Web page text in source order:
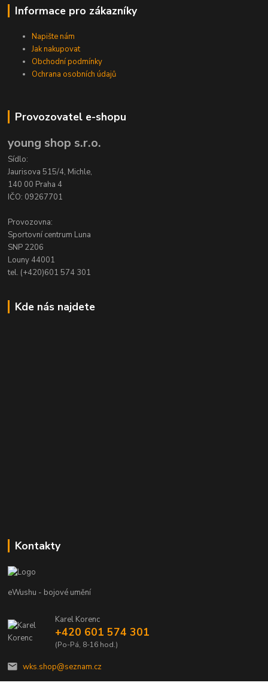
Informace pro zákazníky
Napište nám
Jak nakupovat
Obchodní podmínky
Ochrana osobních údajů
Provozovatel e-shopu
young shop s.r.o.
Sídlo:
Jaurisova 515/4, Michle,
140 00 Praha 4
IČO: 09267701
Provozovna:
Sportovní centrum Luna
SNP 2206
Louny 44001
tel. (+420)601 574 301
Kde nás najdete
Kontakty
eWushu - bojové umění
Karel Korenc
+420 601 574 301
(Po-Pá, 8-16 hod.)
wks.shop@seznam.cz